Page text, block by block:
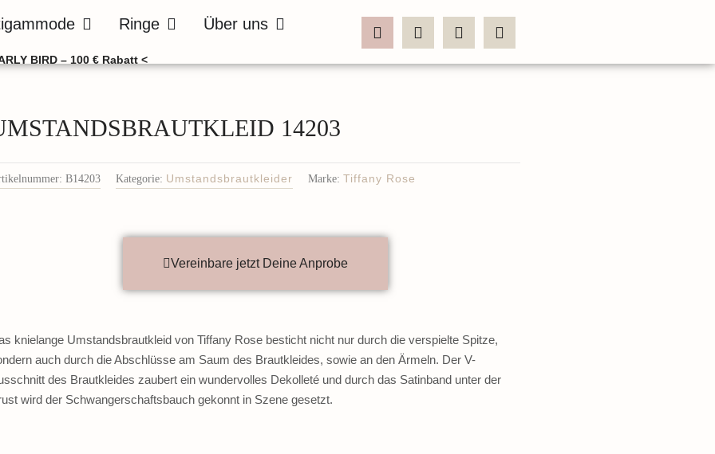
Öffne Bräutigammode
Ringe Öffne RingeÜber uns Öffne Über uns
BIRD – 100 € Rabatt <
14203
B14203 Kategorie: Umstandsbrautkleider Marke: Tiffany Rose
Vereinbare jetzt Deine Anprobe
knielange Umstandsbrautkleid von Tiffany Rose besticht nicht nur durch die verspielte Spitze,
auch durch die Abschlüsse am Saum des Brautkleides, sowie an den Ärmeln. Der V-
des Brautkleides zaubert ein wundervolles Dekolleté und durch das Satinband unter der
wird der Schwangerschaftsbauch gekonnt in Szene gesetzt.